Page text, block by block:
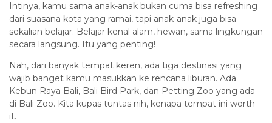
Intinya, kamu sama anak-anak bukan cuma bisa refreshing
dari suasana kota yang ramai, tapi anak-anak juga bisa
sekalian belajar. Belajar kenal alam, hewan, sama lingkungan
secara langsung. Itu yang penting!
Nah, dari banyak tempat keren, ada tiga destinasi yang
wajib banget kamu masukkan ke rencana liburan. Ada
Kebun Raya Bali, Bali Bird Park, dan Petting Zoo yang ada
di Bali Zoo. Kita kupas tuntas nih, kenapa tempat ini worth
it.